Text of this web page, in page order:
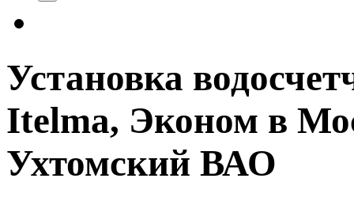
Установка
Itelma, Эконом в
Ухтомский ВАО